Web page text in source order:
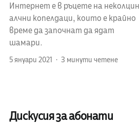
Интернет е в ръцете на
алчни копелдаци, които е крайно
време да започнат да ядат
шамари.
5 януари 2021 3 минути четене
Дискусия за абонати